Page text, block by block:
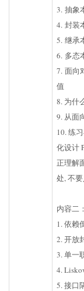
3. 抽象
4. 封装
5. 继承
6. 多态
7. 面向
值
8. 为什
9. 从面
10. 练
化设计
正理解
处, 不
内容二
1. 依赖
2. 开放
3. 单一
4.
5. 接口